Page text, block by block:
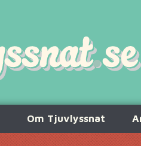
Om Tjuvlyssnat